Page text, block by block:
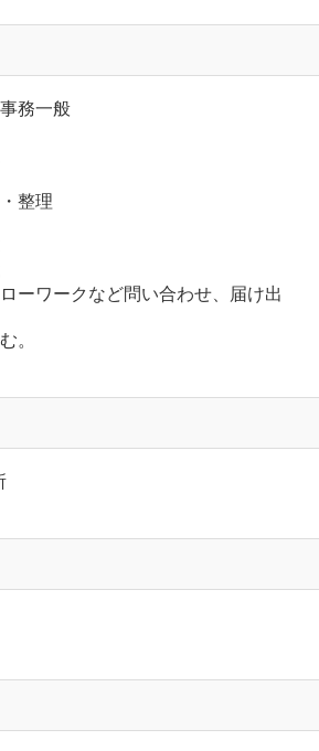
務一般
整理
ーワークなど問い合わせ、届け出
。